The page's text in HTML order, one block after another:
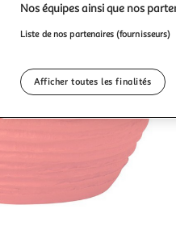
Nos équipes ainsi que nos
Liste de nos partenaires (fournisseurs)
Afficher toutes les finalités